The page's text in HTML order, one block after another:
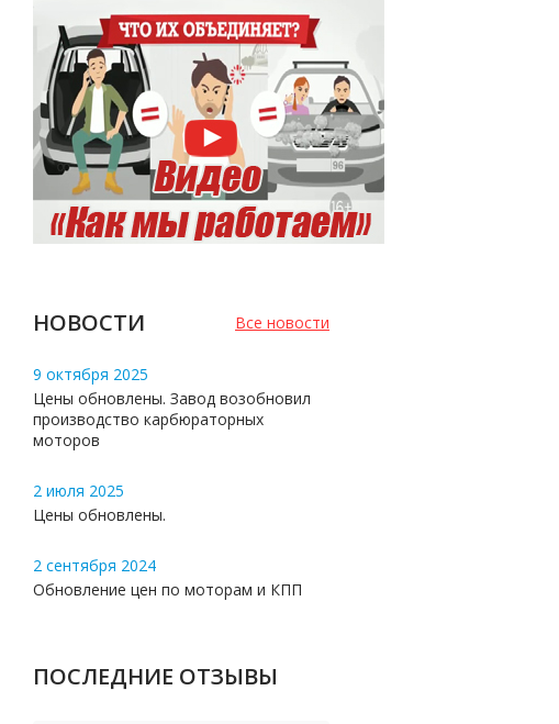
Все новости
НОВОСТИ
9 октября 2025
Цены обновлены. Завод возобновил
производство карбюраторных
моторов
2 июля 2025
Цены обновлены.
2 сентября 2024
Обновление цен по моторам и КПП
ПОСЛЕДНИЕ ОТЗЫВЫ